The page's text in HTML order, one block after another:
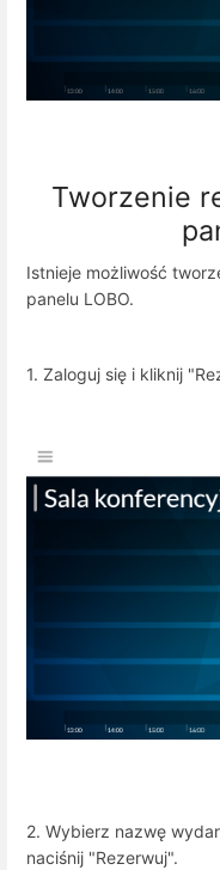
Tworzenie
Istnieje możliwość
panelu LOBO.
1. Zaloguj się i kliknij
2. Wybierz nazwę
naciśnij "Rezerwuj".